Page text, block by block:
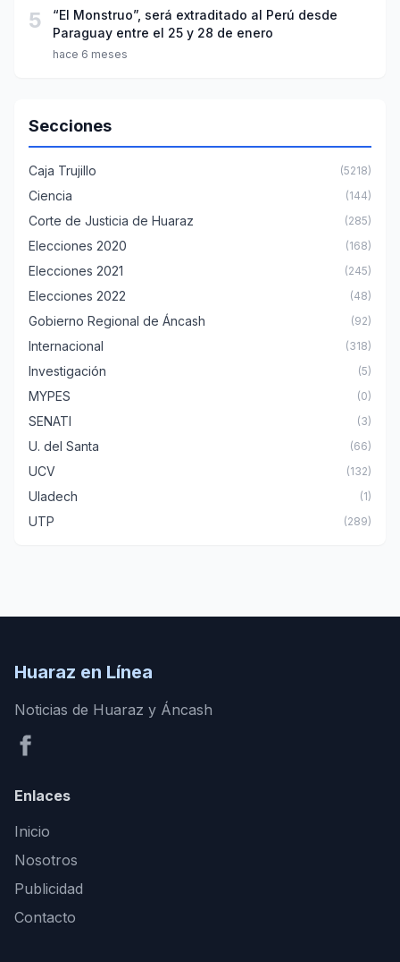
5
“El Monstruo”, será extraditado al Perú desde
Paraguay entre el 25 y 28 de enero
hace 6 meses
Secciones
Caja Trujillo (5218)
Ciencia (144)
Corte de Justicia de Huaraz (285)
Elecciones 2020 (168)
Elecciones 2021 (245)
Elecciones 2022 (48)
Gobierno Regional de Áncash (92)
Internacional (318)
Investigación (5)
MYPES (0)
SENATI (3)
U. del Santa (66)
UCV (132)
Uladech (1)
UTP (289)
Huaraz en Línea
Noticias de Huaraz y Áncash
Enlaces
Inicio
Nosotros
Publicidad
Contacto